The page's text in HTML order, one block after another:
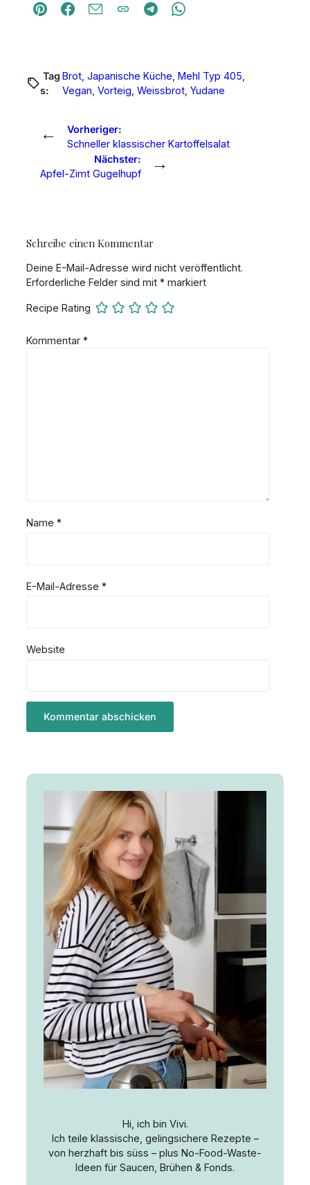
Tag
s:
Brot , Japanische Küche , Mehl Typ 405
Vegan , Vorteig , Weissbrot , Yudane
←
Vorheriger:
Schneller klassischer Kartoffelsalat
Nächster:
Apfel-Zimt Gugelhupf
→
Schreibe einen Kommentar
Deine E-Mail-Adresse wird nicht veröffentlicht.
Erforderliche Felder sind mit * markiert
Recipe Rating
Kommentar *
Name *
E-Mail-Adresse *
Website
Hi, ich bin Vivi.
Ich teile klassische, gelingsichere Rezepte –
von herzhaft bis süss – plus No-Food-Waste-
Ideen für Saucen, Brühen & Fonds.